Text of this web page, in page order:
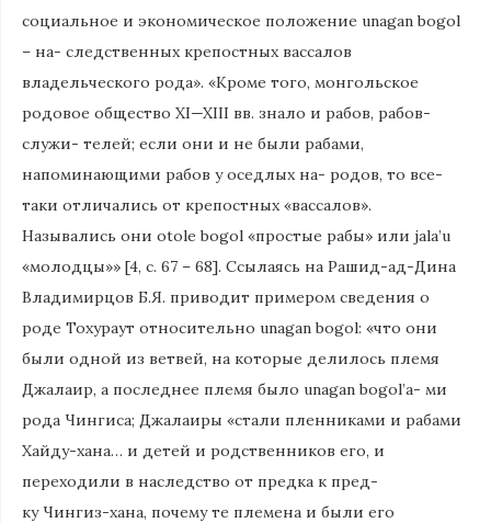
социальное и экономическое положение unagan bogol
– на- следственных крепостных вассалов
владельческого рода». «Кроме того, монгольское
родовое общество XI—XIII вв. знало и рабов, рабов-
служи- телей; если они и не были рабами,
напоминающими рабов у оседлых на- родов, то все-
таки отличались от крепостных «вассалов».
Назывались они otole bogol «простые рабы» или jala’u
«молодцы»» [4, с. 67 – 68]. Ссылаясь на Рашид-ад-Дина
Владимирцов Б.Я. приводит примером сведения о
роде Тохураут относительно unagan bogol: «что они
были одной из ветвей, на которые делилось племя
Джалаир, а последнее племя было unagan bogol’а- ми
рода Чингиса; Джалаиры «стали пленниками и рабами
Хайду-хана… и детей и родственников его, и
переходили в наследство от предка к пред-
ку Чингиз-хана, почему те племена и были его